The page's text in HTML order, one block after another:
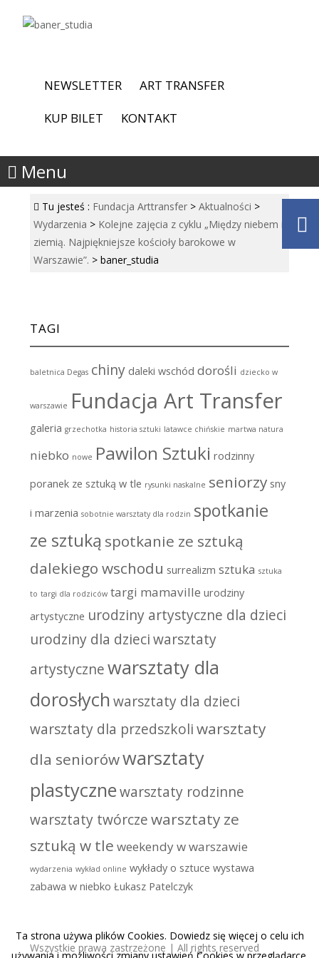
NEWSLETTER
ART TRANSFER
KUP BILET
KONTAKT
Menu
Tu jesteś : Fundacja Arttransfer >Aktualności >
Wydarzenia > Kolejne zajęcia z cyklu „Między niebem i
ziemią. Najpiękniejsze kościoły barokowe w
Warszawie”. >baner_studia
TAGI
baletnica Degas chiny daleki wschód dorośli dziecko w
warszawie Fundacja Art Transfer
galeria grzechotka historia sztuki latawce chińskie martwa natura
niebko nowe Pawilon Sztuki rodzinny
poranek ze sztuką w tle rysunki naskalne seniorzy sny
i marzenia sobotnie warsztaty dla rodzin spotkanie
ze sztuką spotkanie ze sztuką
dalekiego wschodu surrealizm sztuka sztuka
to targi dla rodziców targi mamaville urodziny
artystyczne urodziny artystyczne dla dzieci
urodziny dla dzieci warsztaty
artystyczne warsztaty dla
dorosłych warsztaty dla dzieci
warsztaty dla przedszkoli warsztaty
dla seniorówwarsztaty
plastyczne warsztaty rodzinne
warsztaty twórcze warsztaty ze
sztuką w tle weekendy w warszawie
wydarzenia wykład online wykłady o sztuce wystawa
zabawa w niebko Łukasz Patelczyk
Wszystkie prawa zastrzeżone | All rights reserved
Ta strona używa plików Cookies. Dowiedz się więcej o celu ich